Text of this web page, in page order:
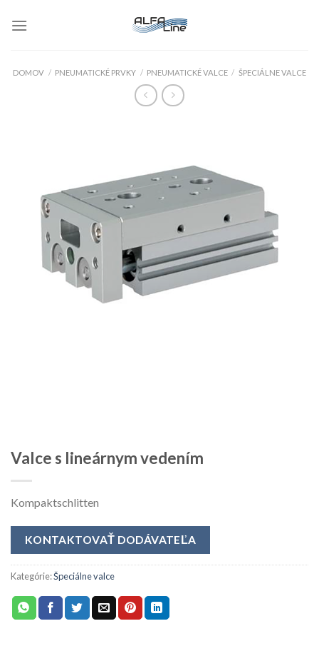
DOMOV / PNEUMATICKÉ PRVKY / PNEUMATICKÉ VALCE / ŠPECIÁLNE VALCE
Valce s lineárnym vedením
Kompaktschlitten
KONTAKTOVAŤ DODÁVATEĽA
Kategórie:Špeciálne valce